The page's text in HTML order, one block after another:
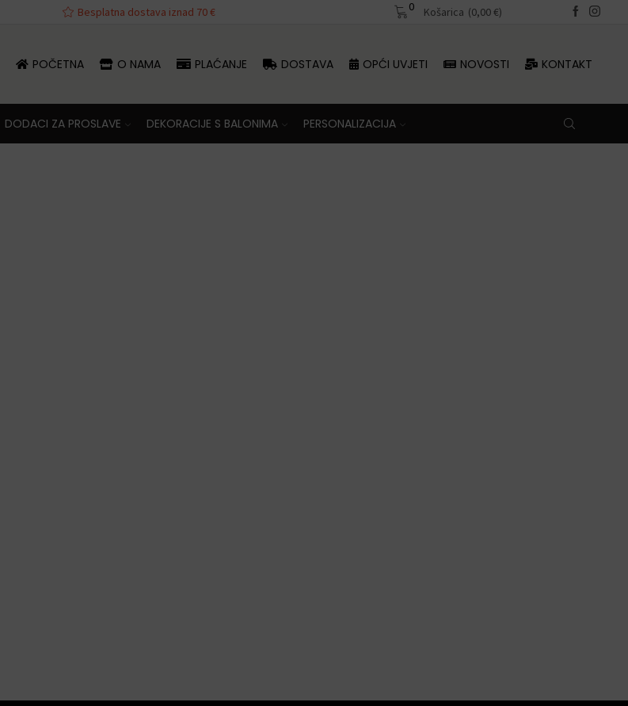
Besplatna dostava iznad 70 € Besplatna dostava iznad 70 €
0 Košarica (0,00€)
POČETNA O NAMA PLAĆANJE DOSTAVA OPĆI UVJETI NOVOSTI KONTAKT
DODACI ZA PROSLAVE DEKORACIJE S BALONIMA PERSONALIZACIJA